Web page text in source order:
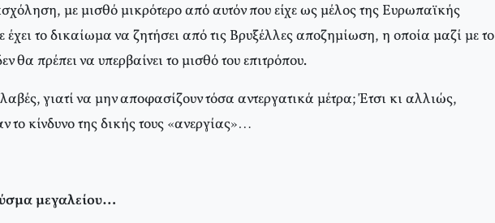
με μισθό μικρότερο από αυτόν που είχε ως μέλος της Ευρωπαϊκής
έχει το δικαίωμα να ζητήσει από τις Βρυξέλλες αποζημίωση, η οποία μαζί με το
θα πρέπει να υπερβαίνει το μισθό του επιτρόπου.
γιατί να μην αποφασίζουν τόσα αντεργατικά μέτρα; Έτσι κι αλλιώς,
το κίνδυνο της δικής τους «ανεργίας»…
μεγαλείου…